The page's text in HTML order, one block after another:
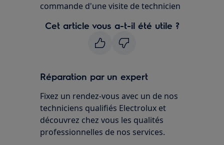
commande d'une visite de technicien
Cet article vous a-t-il été utile ?
Réparation par un expert
Fixez un rendez-vous avec un de nos
techniciens qualifiés Electrolux et
découvrez chez vous les qualités
professionnelles de nos services.